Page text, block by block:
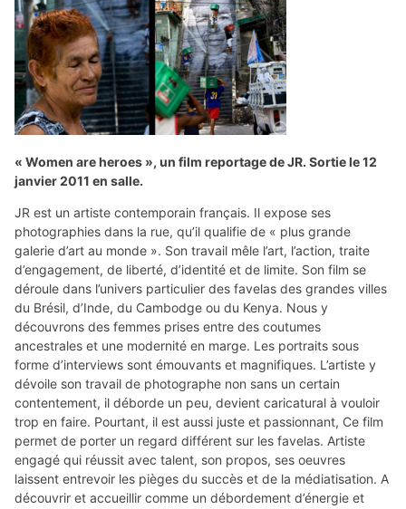
« Women are heroes », un film reportage de JR. Sortie le 12
janvier 2011 en salle.
JR est un artiste contemporain français. Il expose ses
photographies dans la rue, qu’il qualifie de « plus grande
galerie d’art au monde ». Son travail mêle l’art, l’action, traite
d’engagement, de liberté, d’identité et de limite. Son film se
déroule dans l’univers particulier des favelas des grandes villes
du Brésil, d’Inde, du Cambodge ou du Kenya. Nous y
découvrons des femmes prises entre des coutumes
ancestrales et une modernité en marge. Les portraits sous
forme d’interviews sont émouvants et magnifiques. L’artiste y
dévoile son travail de photographe non sans un certain
contentement, il déborde un peu, devient caricatural à vouloir
trop en faire. Pourtant, il est aussi juste et passionnant, Ce film
permet de porter un regard différent sur les favelas. Artiste
engagé qui réussit avec talent, son propos, ses oeuvres
laissent entrevoir les pièges du succès et de la médiatisation. A
découvrir et accueillir comme un débordement d’énergie et